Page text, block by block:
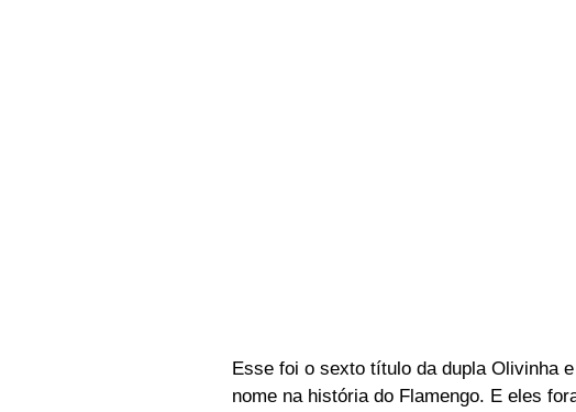
Esse foi o sexto título da dupla Olivinha
nome na história do Flamengo. E eles